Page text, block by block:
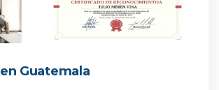
Guatemala